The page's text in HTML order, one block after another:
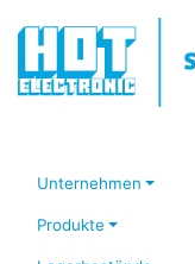
Unternehmen
Produkte